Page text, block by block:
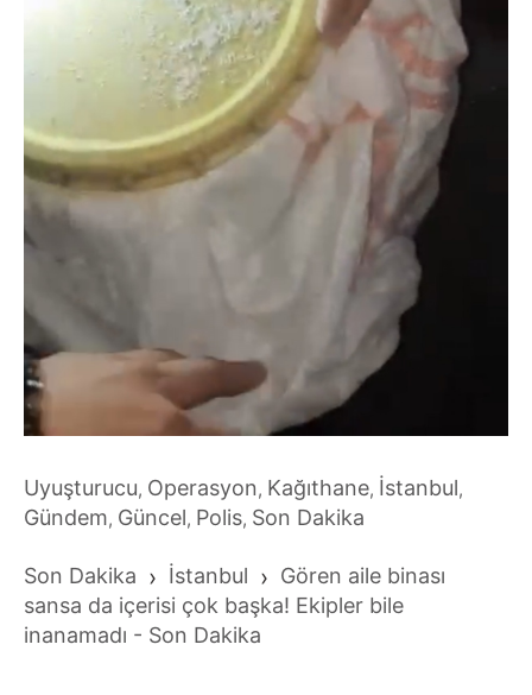
Uyuşturucu, Operasyon, Kağıthane, İstanbul,
Gündem, Güncel, Polis, Son Dakika
Son Dakika › İstanbul › Gören aile binası
sansa da içerisi çok başka! Ekipler bile
inanamadı - Son Dakika